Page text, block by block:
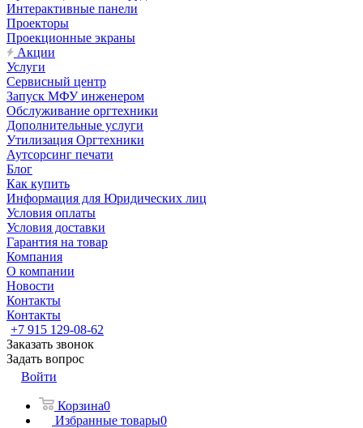
Интерактивные панели
Проекторы
Проекционные экраны
Акции
Услуги
Сервисный центр
Запуск МФУ инженером
Обслуживание оргтехники
Дополнительные услуги
Утилизация Оргтехники
Аутсорсинг печати
Блог
Как купить
Информация для Юридических лиц
Условия оплаты
Условия доставки
Гарантия на товар
Компания
О компании
Новости
Контакты
Контакты
+7 915 129-08-62
Заказать звонок
Задать вопрос
Войти
Корзина0
Избранные товары0